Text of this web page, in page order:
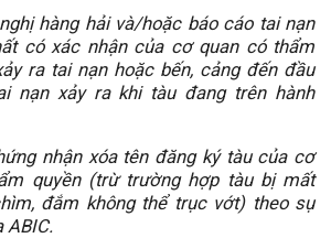
hàng hải và/hoặc báo cáo tai nạn
có xác nhận của cơ quan có thẩm
ra tai nạn hoặc bến, cảng đến đầu
nạn xảy ra khi tàu đang trên hành
nhận xóa tên đăng ký tàu của cơ
quyền (trừ trường hợp tàu bị mất
đắm không thể trục vớt) theo sụ
ABIC.